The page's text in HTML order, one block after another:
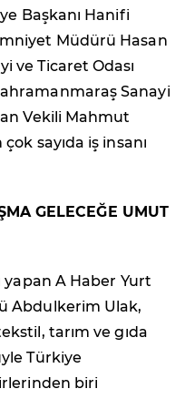
Başkanı Hanifi
Müdürü Hasan
ve Ticaret Odası
Sanayi
Vekili Mahmut
sayıda iş insanı
GELECEĞE UMUT
yapan A Haber Yurt
Abdulkerim Ulak,
tarım ve gıda
Türkiye
biri